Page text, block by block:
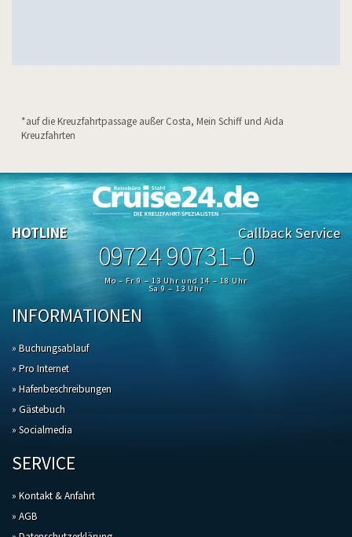
*auf die Kreuzfahrtpassage außer Costa, Mein Schiff und Aida
Kreuzfahrten
HOTLINE Callback Service
09724 90731–0
Mo – Fr 9 – 13 Uhr und 14 – 18 Uhr
Sa 9 – 13 Uhr
INFORMATIONEN
» Buchungsablauf
» Pro Internet
» Hafenbeschreibungen
» Gästebuch
» Socialmedia
SERVICE
» Kontakt & Anfahrt
» AGB